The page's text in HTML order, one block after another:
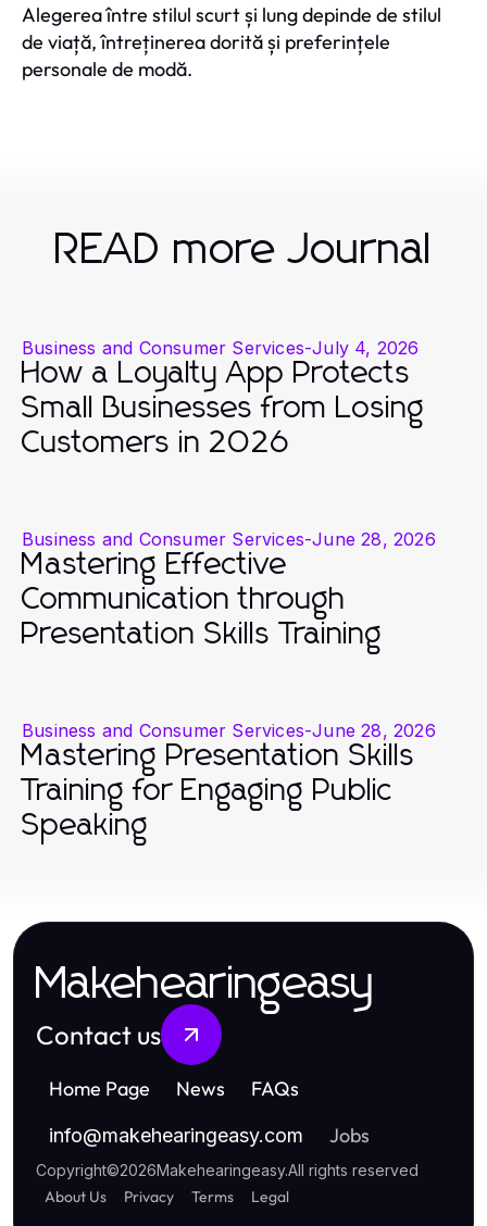
Alegerea între stilul scurt și lung depinde de stilul
de viață, întreținerea dorită și preferințele
personale de modă.
READ more Journal
Business and Consumer Services-July 4, 2026
How a Loyalty App Protects
Small Businesses from Losing
Customers in 2026
Business and Consumer Services-June 28, 2026
Mastering Effective
Communication through
Presentation Skills Training
Business and Consumer Services-June 28, 2026
Mastering Presentation Skills
Training for Engaging Public
Speaking
Makehearingeasy
Contact us
Home Page News FAQs
info@makehearingeasy.com Jobs
Copyright©2026Makehearingeasy.All rights reserved
About Us Privacy Terms Legal